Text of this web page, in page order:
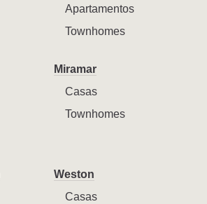
Apartamentos
Townhomes
Miramar
Casas
Townhomes
Weston
Casas